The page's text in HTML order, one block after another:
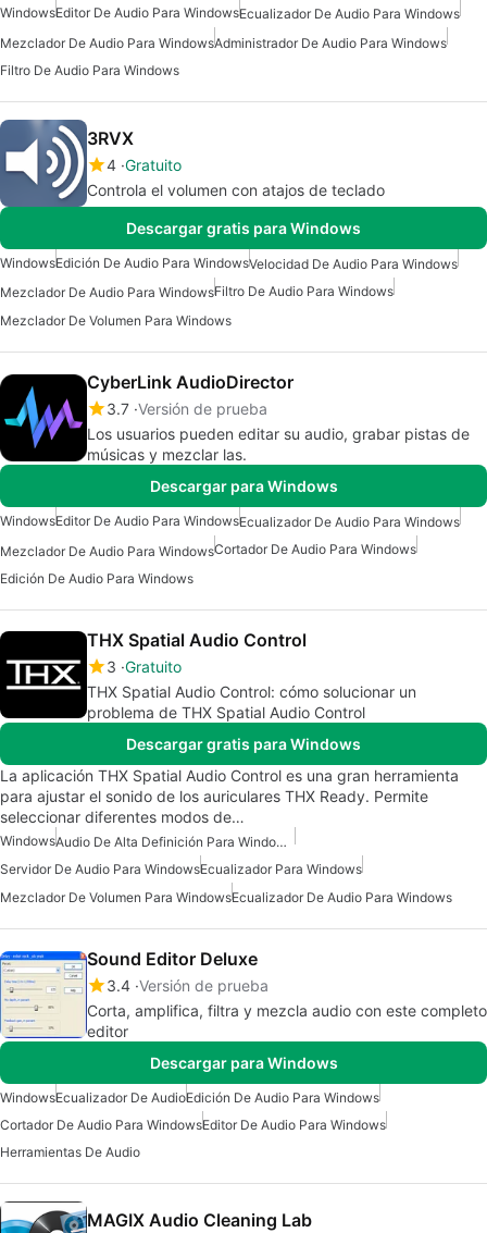
WindowsEditor De Audio Para WindowsEcualizador De Audio Para Windows
Mezclador De Audio Para WindowsAdministrador De Audio Para Windows
Filtro De Audio Para Windows
3RVX
4 Gratuito
Controla el volumen con atajos de teclado
Descargar gratis para Windows
WindowsEdición De Audio Para WindowsVelocidad De Audio Para Windows
Mezclador De Audio Para WindowsFiltro De Audio Para Windows
Mezclador De Volumen Para Windows
CyberLink AudioDirector
3.7 Versión de prueba
Los usuarios pueden editar su audio, grabar pistas de
músicas y mezclar las.
Descargar para Windows
WindowsEditor De Audio Para WindowsEcualizador De Audio Para Windows
Mezclador De Audio Para WindowsCortador De Audio Para Windows
Edición De Audio Para Windows
THX Spatial Audio Control
3 Gratuito
THX Spatial Audio Control: cómo solucionar un
problema de THX Spatial Audio Control
Descargar gratis para Windows
La aplicación THX Spatial Audio Control es una gran herramienta
para ajustar el sonido de los auriculares THX Ready. Permite
seleccionar diferentes modos de…
Windows
Audio De Alta Definición Para Windows 10
Servidor De Audio Para WindowsEcualizador Para Windows
Mezclador De Volumen Para WindowsEcualizador De Audio Para Windows
Sound Editor Deluxe
3.4 Versión de prueba
Corta, amplifica, filtra y mezcla audio con este completo
editor
Descargar para Windows
WindowsEcualizador De AudioEdición De Audio Para Windows
Cortador De Audio Para WindowsEditor De Audio Para Windows
Herramientas De Audio
MAGIX Audio Cleaning Lab